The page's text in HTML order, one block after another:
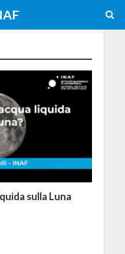
sulla Luna